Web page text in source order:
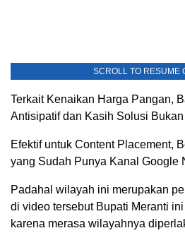
SCROLL TO RESUME
Terkait Kenaikan Harga Pangan,
Antisipatif dan Kasih Solusi
Efektif untuk Content Placement,
yang Sudah Punya Kanal Google
Padahal wilayah ini merupakan
di video tersebut Bupati Meranti
karena merasa wilayahnya